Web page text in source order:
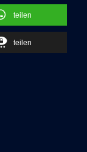
teilen
teilen